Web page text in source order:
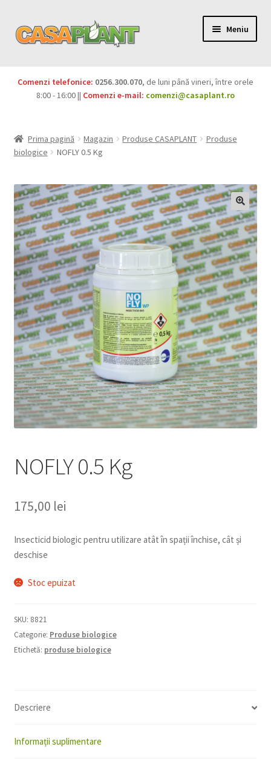
Meniu
Pesticide
copil
Produse BIO
Igienă publică
Casa și grădina
Extinde
meniul
copil
Sere și solarii
Extinde
meniul
copil
Comenzi telefonice: 0256.300.070, de luni până vineri, între orele
8:00 - 16:00 || Comenzi e-mail: comenzi@casaplant.ro
Prima pagină Magazin Produse CASAPLANT
Produse
biologice
NOFLY 0.5 Kg
NOFLY 0.5 Kg
175,00 lei
Insecticid biologic pentru utilizare atât în spații închise, cât și
deschise
Stoc epuizat
SKU: 8821
Categorie: Produse biologice
Etichetă: produse biologice
Descriere
Informații suplimentare